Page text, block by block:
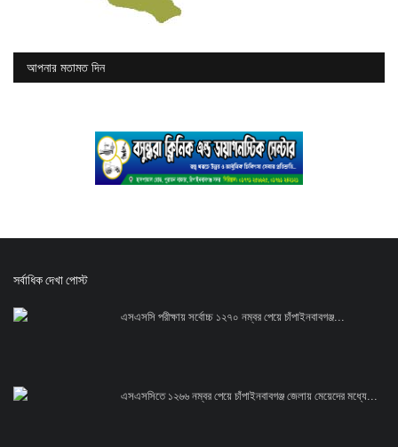
আপনার মতামত দিন
সর্বাধিক দেখা পোস্ট
এসএসসি পরীক্ষায় সর্বোচ্চ ১২৭০ নম্বর পেয়ে চাঁপাইনবাবগঞ্জ...
এসএসসিতে ১২৬৬ নম্বর পেয়ে চাঁপাইনবাবগঞ্জ জেলায় মেয়েদের মধ্যে...